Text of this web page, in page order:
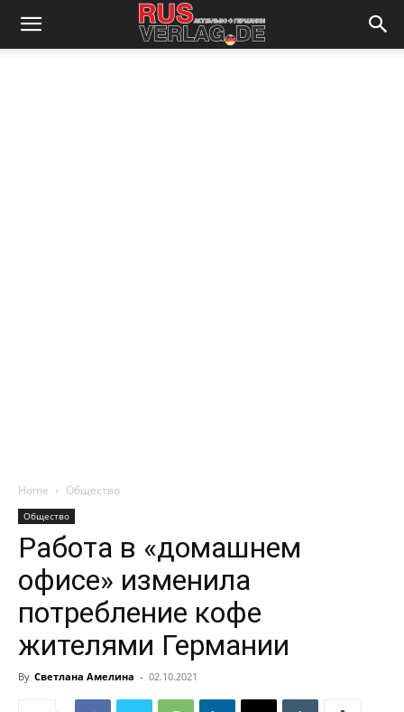
Home Общество
Общество
Работа в «домашнем
офисе» изменила
потребление кофе
жителями Германии
By Светлана Амелина - 02.10.2021